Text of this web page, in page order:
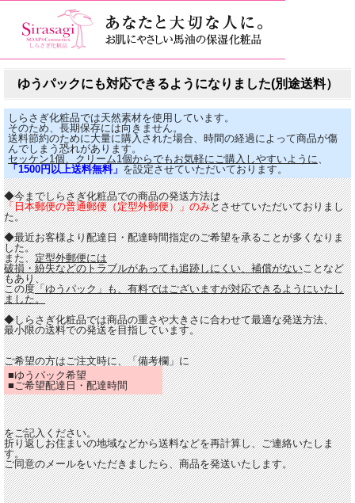
ゆうパックにも対応できるようになりました(別途送料）
しらさぎ化粧品では天然素材を使用しています。
そのため、長期保存には向きません。
送料節約のために大量に購入された場合、時間の経過によって商品が傷
んでしまう恐れがあります。
セッケン1個、クリーム1個からでもお気軽にご購入しやすいように、
「1500円以上送料無料」 を設定させていただいております。
◆今までしらさぎ化粧品での商品の発送方法は
「日本郵便の普通郵便（定型外郵便）」のみとさせていただいておりまし
た。
◆最近お客様より配達日・配達時間指定のご希望を承ることが多くなりま
した。
また、定型外郵便には
破損・紛失などのトラブルがあっても追跡しにくい、補償がないことなど
もあり、
この度「ゆうパック」も、有料ではございますが対応できるようにいたし
ました。
◆しらさぎ化粧品では商品の重さや大きさに合わせて最適な発送方法、
最小限の送料での発送を目指しています。
ご希望の方はご注文時に、「備考欄」に
■ゆうパック希望
■ご希望配達日・配達時間
をご記入ください。
折り返しお住まいの地域などから送料などを再計算し、ご連絡いたしま
す。
ご同意のメールをいただきましたら、商品を発送いたします。